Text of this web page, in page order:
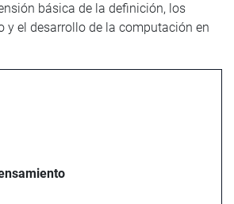
básica de la definición, los
y el desarrollo de la computación en